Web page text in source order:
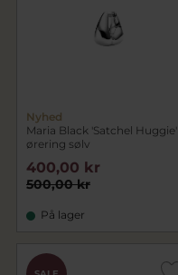
Nyhed
Maria Black 'Satchel Huggie'
ørering sølv
500,00 kr
400,00 kr
På lager